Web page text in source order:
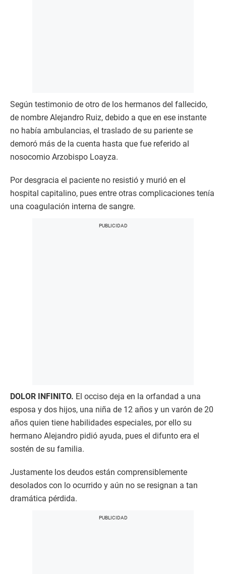
Según testimonio de otro de los hermanos del fallecido,
de nombre Alejandro Ruiz, debido a que en ese instante
no había ambulancias, el traslado de su pariente se
demoró más de la cuenta hasta que fue referido al
nosocomio Arzobispo Loayza.
Por desgracia el paciente no resistió y murió en el
hospital capitalino, pues entre otras complicaciones tenía
una coagulación interna de sangre.
DOLOR INFINITO. El occiso deja en la orfandad a una
esposa y dos hijos, una niña de 12 años y un varón de 20
años quien tiene habilidades especiales, por ello su
hermano Alejandro pidió ayuda, pues el difunto era el
sostén de su familia.
Justamente los deudos están comprensiblemente
desolados con lo ocurrido y aún no se resignan a tan
dramática pérdida.